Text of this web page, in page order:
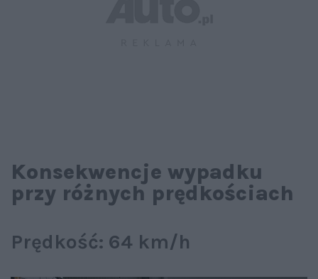
Konsekwencje wypadku
przy różnych prędkościach
Prędkość: 64 km/h